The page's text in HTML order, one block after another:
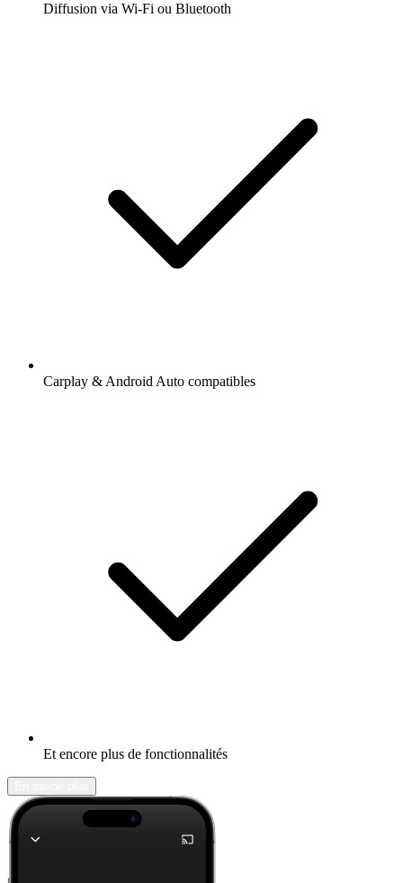
Diffusion via Wi-Fi ou Bluetooth
Carplay & Android Auto compatibles
Et encore plus de fonctionnalités